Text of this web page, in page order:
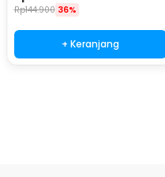
Rp144.900 36%
+ Keranjang